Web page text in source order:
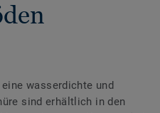
wasserdichte und
sind erhältlich in den